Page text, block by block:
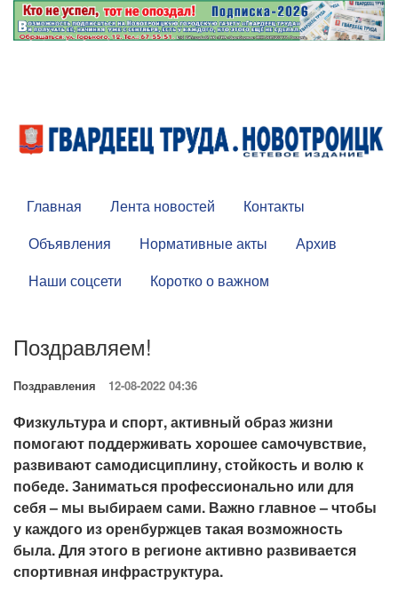
Главная Лента новостей
Контакты
Объявления
Нормативные акты
Архив
Наши соцсети
Коротко о важном
Поздравляем!
Поздравления 12-08-2022 04:36
Физкультура и спорт, активный образ жизни
помогают поддерживать хорошее самочувствие,
развивают самодисциплину, стойкость и волю к
победе. Заниматься профессионально или для
себя – мы выбираем сами. Важно главное – чтобы
у каждого из оренбуржцев такая возможность
была. Для этого в регионе активно развивается
спортивная инфраструктура.